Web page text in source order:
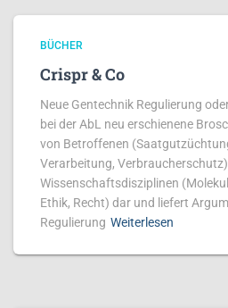
BÜCHER
Crispr & Co
Neue Gentechnik Regulierung
bei der AbL neu erschienene
von Betroffenen
Verarbeitung,
Wis­sen­­schafts­disziplinen
Ethik, Recht) dar und liefert
Regulierung Weiterlesen